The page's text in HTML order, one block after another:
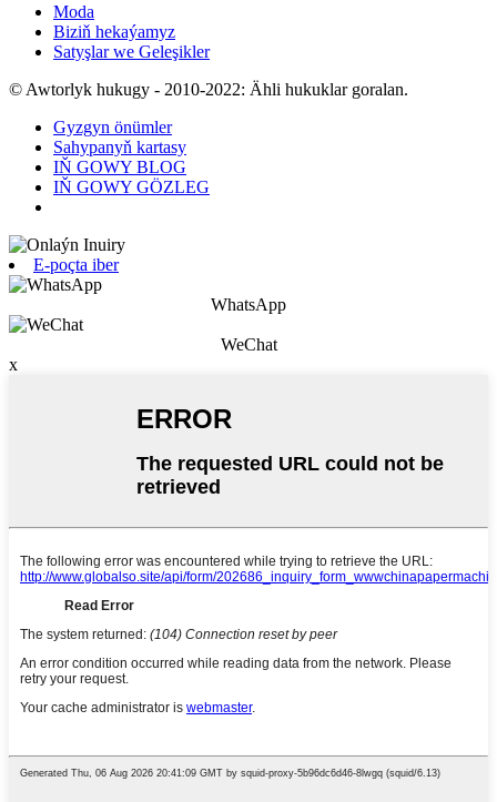
Moda
Biziň hekaýamyz
Satyşlar we Geleşikler
© Awtorlyk hukugy - 2010-2022: Ähli hukuklar goralan.
Gyzgyn önümler
Sahypanyň kartasy
IŇ GOWY BLOG
IŇ GOWY GÖZLEG
E-poçta iber
WhatsApp
WeChat
x